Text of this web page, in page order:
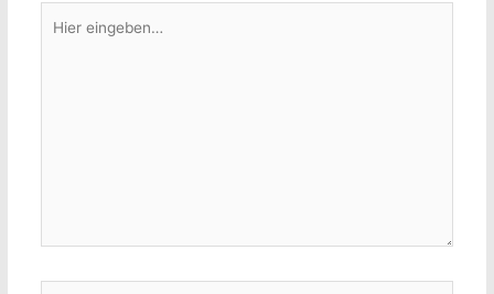
eingeben…